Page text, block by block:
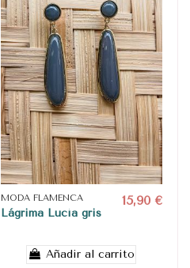
MODA FLAMENCA
Lágrima Lucía gris
15,90 €
Añadir al carrito